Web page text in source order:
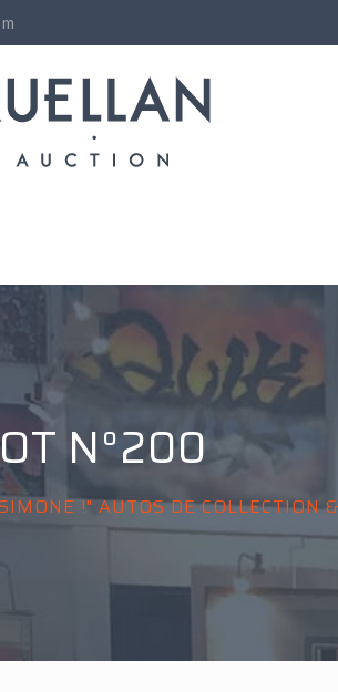
N°200
!" AUTOS DE COLLECTION